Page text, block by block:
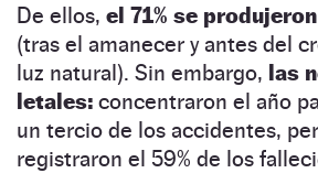
De ellos, el 71% se
(tras el amanecer y antes del
luz natural). Sin embargo, las
letales: concentraron el año
un tercio de los accidentes,
registraron el 59% de los